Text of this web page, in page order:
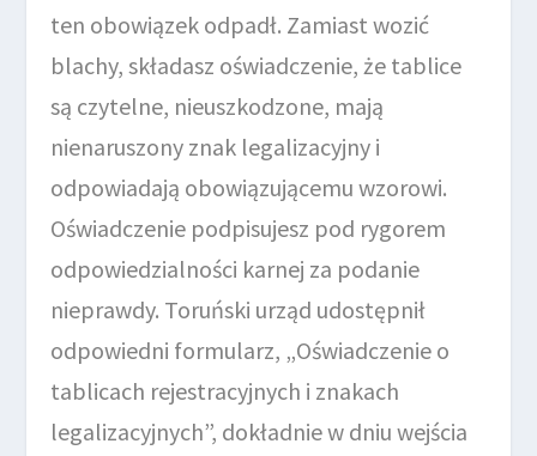
ten obowiązek odpadł. Zamiast wozić
blachy, składasz oświadczenie, że tablice
są czytelne, nieuszkodzone, mają
nienaruszony znak legalizacyjny i
odpowiadają obowiązującemu wzorowi.
Oświadczenie podpisujesz pod rygorem
odpowiedzialności karnej za podanie
nieprawdy. Toruński urząd udostępnił
odpowiedni formularz, „Oświadczenie o
tablicach rejestracyjnych i znakach
legalizacyjnych”, dokładnie w dniu wejścia